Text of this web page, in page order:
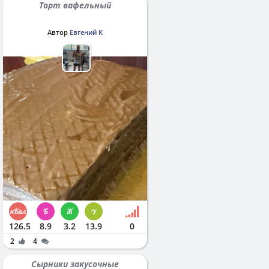
Торт вафельный
Автор Евгений К
126.5 8.9 3.2 13.9 0
2 4
Сырники закусочные